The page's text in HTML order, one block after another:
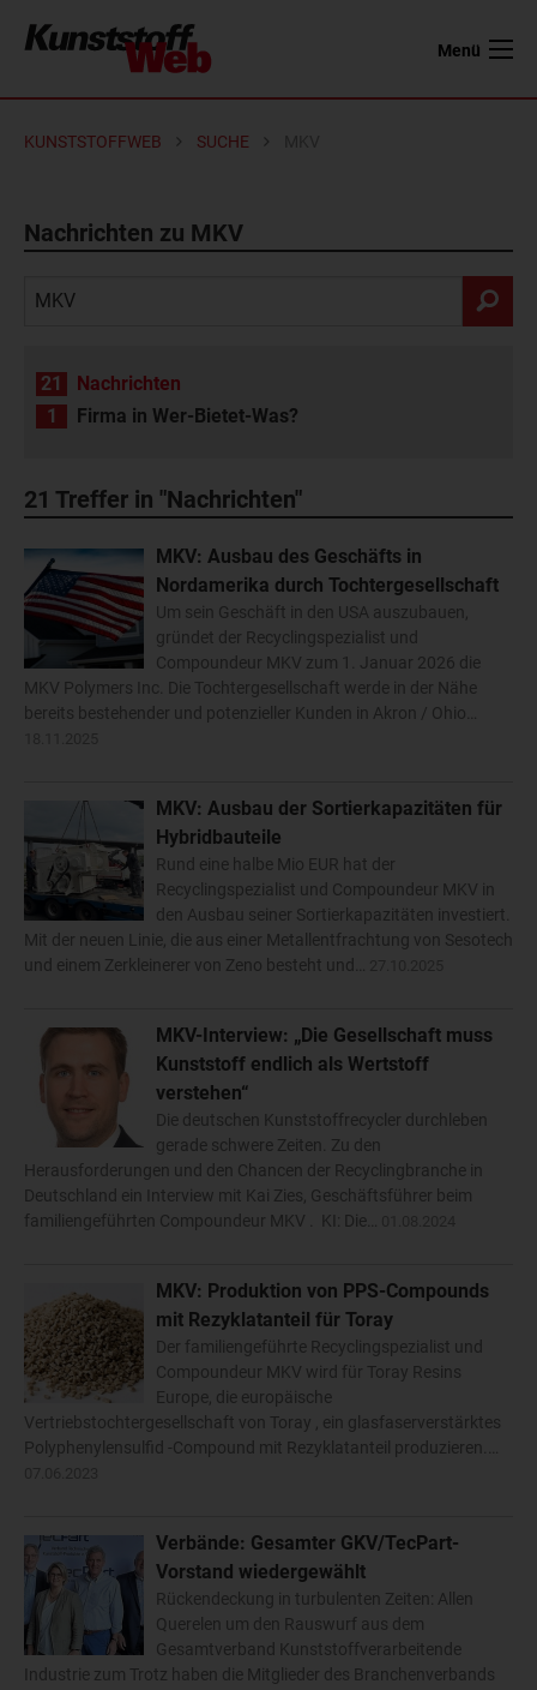
Menü
KUNSTSTOFFWEB SUCHE
Nachrichten zu MKV
21
Nachrichten
1
Firma in Wer-Bietet-Was?
21 Treffer in "Nachrichten"
MKV: Ausbau des Geschäfts in
Nordamerika durch Tochtergesellschaft
Um sein Geschäft in den USA auszubauen,
gründet der Recyclingspezialist und
Compoundeur MKV zum 1. Januar 2026 die
MKV Polymers Inc. Die Tochtergesellschaft werde in der Nähe
bereits bestehender und potenzieller Kunden in Akron / Ohio…
MKV: Ausbau der Sortierkapazitäten für
Hybridbauteile
Rund eine halbe Mio EUR hat der
Recyclingspezialist und Compoundeur MKV in
den Ausbau seiner Sortierkapazitäten investiert.
Mit der neuen Linie, die aus einer Metallentfrachtung von Sesotech
und einem Zerkleinerer von Zeno besteht und…
MKV-Interview: „Die Gesellschaft muss
Kunststoff endlich als Wertstoff
verstehen“
Die deutschen Kunststoffrecycler durchleben
gerade schwere Zeiten. Zu den
Herausforderungen und den Chancen der Recyclingbranche in
Deutschland ein Interview mit Kai Zies, Geschäftsführer beim
familiengeführten Compoundeur MKV . KI: Die…
MKV: Produktion von PPS-Compounds
mit Rezyklatanteil für Toray
Der familiengeführte Recyclingspezialist und
Compoundeur MKV wird für Toray Resins
Europe, die europäische
Vertriebstochtergesellschaft von Toray , ein glasfaserverstärktes
Polyphenylensulfid -Compound mit Rezyklatanteil produzieren.…
Verbände: Gesamter GKV/TecPart-
Vorstand wiedergewählt
Rückendeckung in turbulenten Zeiten: Allen
Querelen um den Rauswurf aus dem
Gesamtverband Kunststoffverarbeitende
Industrie zum Trotz haben die Mitglieder des Branchenverbands